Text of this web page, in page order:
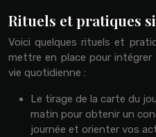
Rituels et pratiques
Voici quelques rituels et
mettre en place pour intégrer
vie quotidienne :
Le tirage de la carte du
matin pour obtenir un
journée et orienter vos